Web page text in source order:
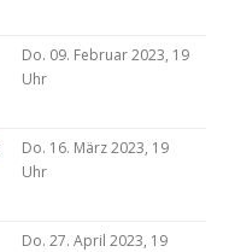
Do. 09. Februar 2023, 19
Uhr
Do. 16. März 2023, 19
Uhr
Do. 27. April 2023, 19